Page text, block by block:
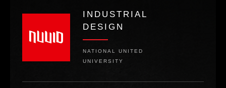
INDUSTRIAL
DESIGN
NATIONAL UNITED
UNIVERSITY